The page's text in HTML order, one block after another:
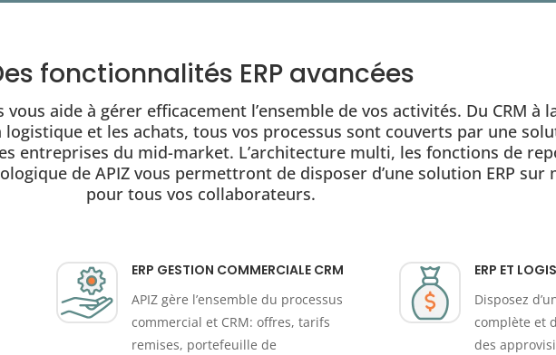
fonctionnalités ERP avancées
vous aide à gérer efficacement l’ensemble de vos activités. Du CRM à
et les achats, tous vos processus sont couverts par une
entreprises du mid-market. L’architecture multi, les fonctions de
de APIZ vous permettront de disposer d’une solution ERP sur
pour tous vos collaborateurs.
ERP GESTION COMMERCIALE CRM
APIZ gère l’ensemble du processus
commercial et CRM: offres, tarifs
remises, portefeuille de
ERP ET
Disposez
complète et
des